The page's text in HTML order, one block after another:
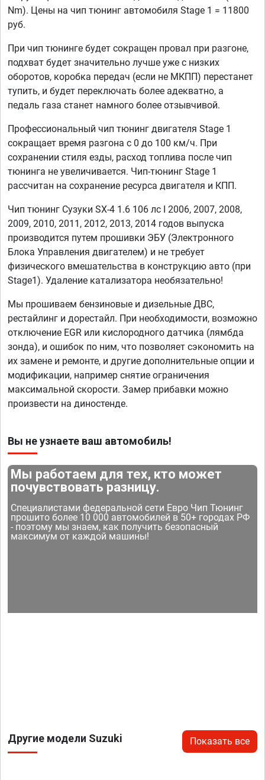
Nm). Цены на чип тюнинг автомобиля Stage 1 = 11800
руб.
При чип тюнинге будет сокращен провал при разгоне,
подхват будет значительно лучше уже с низких
оборотов, коробка передач (если не МКПП) перестанет
тупить, и будет переключать более адекватно, а
педаль газа станет намного более отзывчивой.
Профессиональный чип тюнинг двигателя Stage 1
сокращает время разгона с 0 до 100 км/ч. При
сохранении стиля езды, расход топлива после чип
тюнинга не увеличивается. Чип-тюнинг Stage 1
рассчитан на сохранение ресурса двигателя и КПП.
Чип тюнинг Сузуки SX-4 1.6 106 лс I 2006, 2007, 2008,
2009, 2010, 2011, 2012, 2013, 2014 годов выпуска
производится путем прошивки ЭБУ (Электронного
Блока Управления двигателем) и не требует
физического вмешательства в конструкцию авто (при
Stage1). Удаление катализатора необязательно!
Мы прошиваем бензиновые и дизельные ДВС,
рестайлинг и дорестайл. При необходимости, возможно
отключение EGR или кислородного датчика (лямбда
зонда), и ошибок по ним, что позволяет сэкономить на
их замене и ремонте, и другие дополнительные опции и
модификации, например снятие ограничения
максимальной скорости. Замер прибавки можно
произвести на диностенде.
Вы не узнаете ваш автомобиль!
Мы работаем для тех, кто может
почувствовать разницу.
Специалистами федеральной сети Евро Чип Тюнинг
прошито более 10 000 автомобилей в 50+ городах РФ
- поэтому мы знаем, как получить безопасный
максимум от каждой машины!
Другие модели Suzuki Показать все